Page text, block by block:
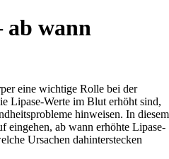
ab wann
eine wichtige Rolle bei der
Lipase-Werte im Blut erhöht sind,
hinweisen. In diesem
eingehen, ab wann erhöhte Lipase-
Ursachen dahinterstecken